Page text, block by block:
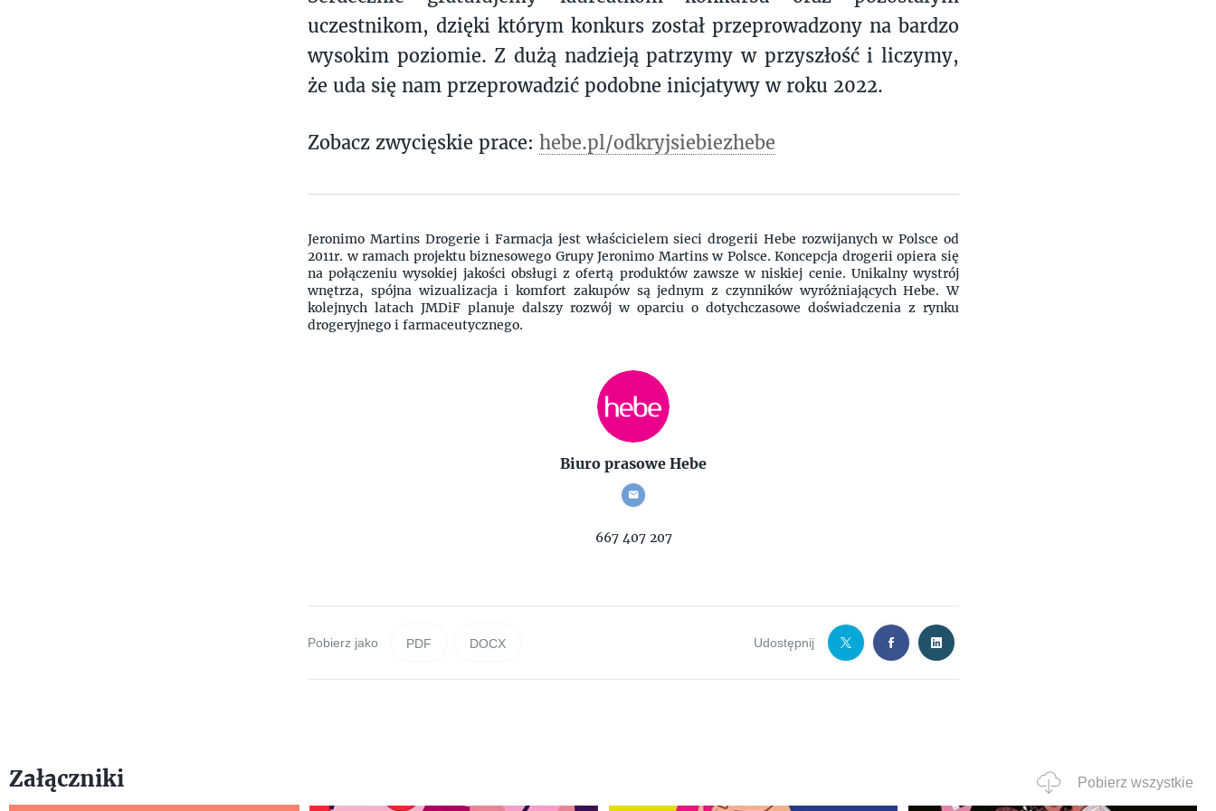
uczestnikom, dzięki którym konkurs został przeprowadzony na bardzo
wysokim poziomie. Z dużą nadzieją patrzymy w przyszłość i liczymy,
że uda się nam przeprowadzić podobne inicjatywy w roku 2022.
Zobacz zwycięskie prace: hebe.pl/odkryjsiebiezhebe
Jeronimo Martins Drogerie i Farmacja jest właścicielem sieci drogerii Hebe rozwijanych w Polsce od
2011r. w ramach projektu biznesowego Grupy Jeronimo Martins w Polsce. Koncepcja drogerii opiera się
na połączeniu wysokiej jakości obsługi z ofertą produktów zawsze w niskiej cenie. Unikalny wystrój
wnętrza, spójna wizualizacja i komfort zakupów są jednym z czynników wyróżniających Hebe. W
kolejnych latach JMDiF planuje dalszy rozwój w oparciu o dotychczasowe doświadczenia z rynku
drogeryjnego i farmaceutycznego.
Biuro prasowe Hebe
667 407 207
Pobierz jako PDF DOCX Udostępnij
Załączniki Pobierz wszystkie